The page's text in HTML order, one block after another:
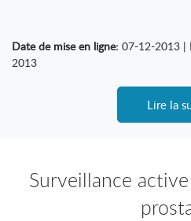
Date de mise en ligne: 07-12-2013 |
2013
Lire la
Surveillance